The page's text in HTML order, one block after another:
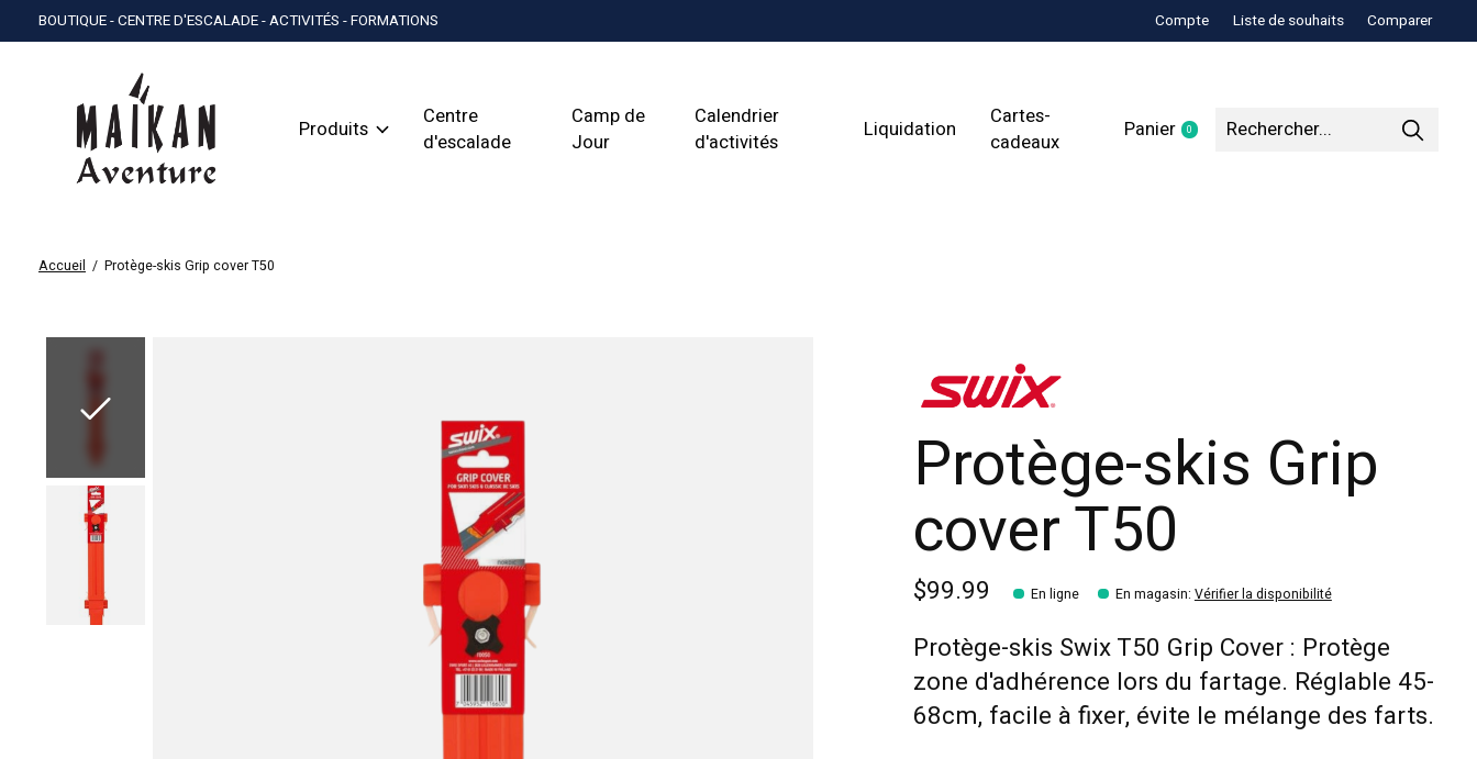
BOUTIQUE - CENTRE D'ESCALADE - ACTIVITÉS - FORMATIONS Compte Liste de souhaits Comparer
Produits
Centre
d'escalade
Camp de
Jour
Calendrier
d'activités
Liquidation
Cartes-
cadeaux
Panier 0items
Accueil / Protège-skis Grip cover T50
Protège-skis Grip
cover T50
$99.99 En ligne En magasin: Vérifier la disponibilité
Protège-skis Swix T50 Grip Cover : Protège
zone d'adhérence lors du fartage. Réglable 45-
68cm, facile à fixer, évite le mélange des farts.